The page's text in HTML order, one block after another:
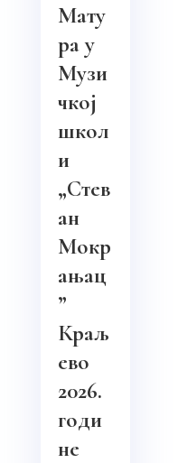
Мату
ра у
Музи
чкој
школ
и
„Стев
ан
Мокр
ањац
”
Краљ
ево
2026.
годи
не